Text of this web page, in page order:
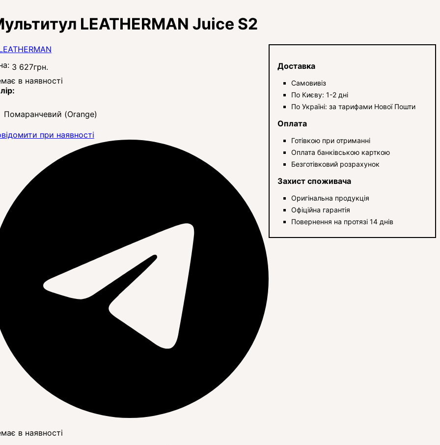
LEATHERMAN Juice S2
3 627грн.
в наявності
Помаранчевий (Orange)
при наявності
в наявності
Доставка
Самовивіз
По Києву: 1-2 дні
По Україні: за тарифами Нової Пошти
Оплата
Готівкою при отриманні
Оплата банківською карткою
Безготівковий розрахунок
Захист споживача
Оригінальна продукція
Офіційна гарантія
Повернення на протязі 14 днів